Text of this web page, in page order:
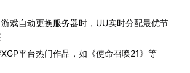
游戏自动更换服务器时，UU实时分配最优节
XGP平台热门作品，如《使命召唤21》等